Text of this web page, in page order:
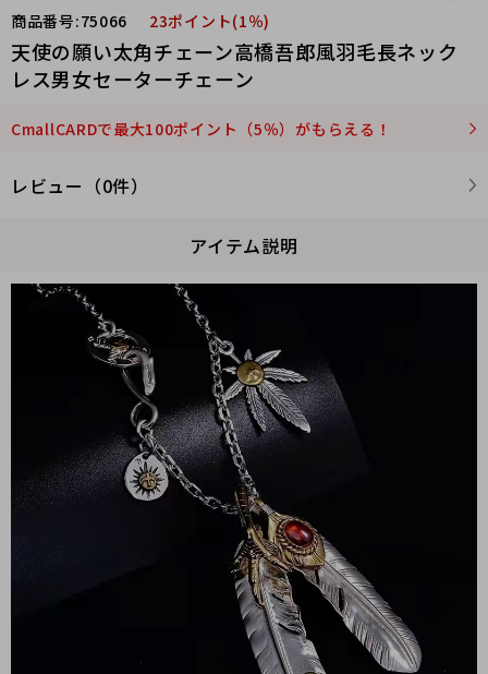
商品番号:75066 23ポイント(1％)
天使の願い太角チェーン高橋吾郎風羽毛長ネック
レス男女セーターチェーン
CmallCARDで最大100ポイント（5％）がもらえる！
レビュー（0件）
アイテム説明